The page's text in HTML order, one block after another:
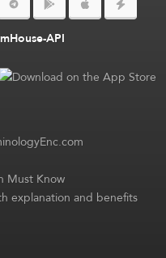
API
Must Know
explanation and benefits